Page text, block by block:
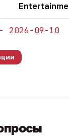
2026-09-10